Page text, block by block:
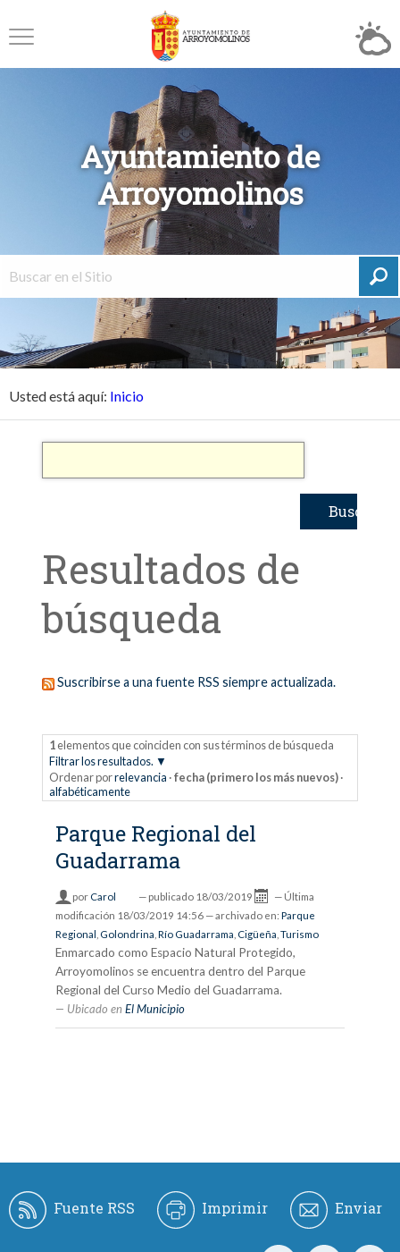
Ayuntamiento de
Arroyomolinos
Usted está aquí: Inicio
Resultados de
búsqueda
Suscribirse a una fuente RSS siempre actualizada.
1elementos que coinciden con sus términos de búsqueda
Filtrar los resultados.
Ordenar porrelevancia ·fecha (primero los más nuevos) ·
alfabéticamente
Parque Regional del
Guadarrama
por Carol — publicado 18/03/2019 — Última
modificación 18/03/2019 14:56 — archivado en: Parque
Regional
Golondrina Río Guadarrama Cigüeña Turismo
Enmarcado como Espacio Natural Protegido,
Arroyomolinos se encuentra dentro del Parque
Regional del Curso Medio del Guadarrama.
Ubicado en El Municipio
Fuente RSS Imprimir Enviar